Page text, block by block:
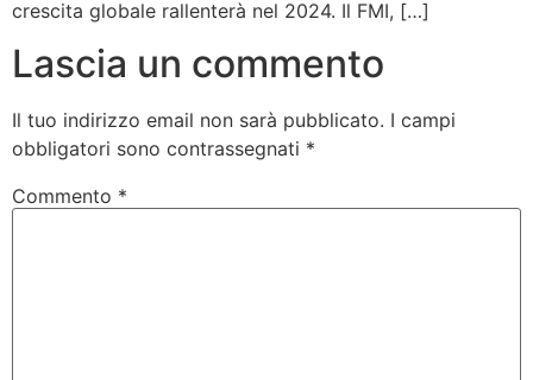
Fondazione CERM – Idee
crescita globale rallenterà nel 2024. Il FMI, […]
Lascia un commento
Il tuo indirizzo email non sarà pubblicato. I campi
obbligatori sono contrassegnati *
Commento *